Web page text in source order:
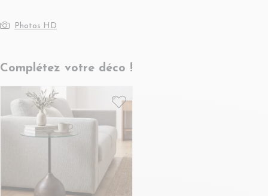
Photos HD
Complétez votre déco !